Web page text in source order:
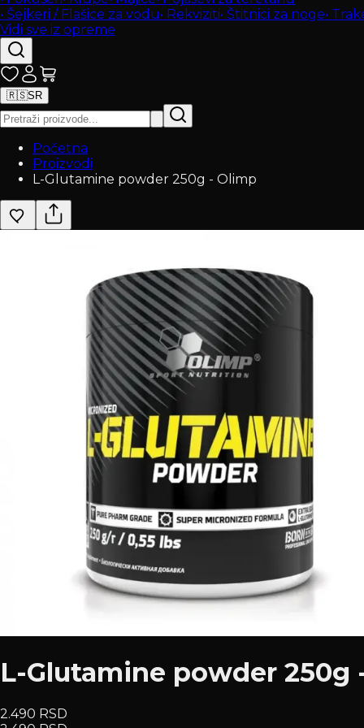
• Šejkeri / Flašice za vodu• Rekviziti• Štitnici za noge•
Vidi sve iz opreme
🇷🇸SR
Početna
Proizvodi
L-Glutamine powder 250g - Olimp
L-Glutamine powder 250g
2.490 RSD